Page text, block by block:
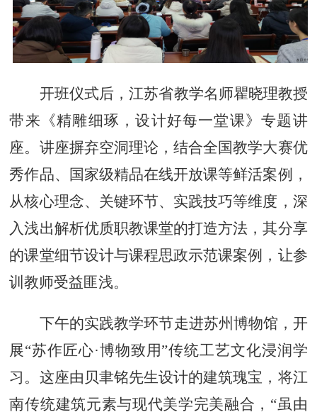
开班仪式后，江苏省教学名师瞿晓理教授
带来《精雕细琢，设计好每一堂课》专题讲
座。讲座摒弃空洞理论，结合全国教学大赛优
秀作品、国家级精品在线开放课等鲜活案例，
从核心理念、关键环节、实践技巧等维度，深
入浅出解析优质职教课堂的打造方法，其分享
的课堂细节设计与课程思政示范课案例，让参
训教师受益匪浅。
下午的实践教学环节走进苏州博物馆，开
展“苏作匠心·博物致用”传统工艺文化浸润学
习。这座由贝聿铭先生设计的建筑瑰宝，将江
南传统建筑元素与现代美学完美融合， “虽由